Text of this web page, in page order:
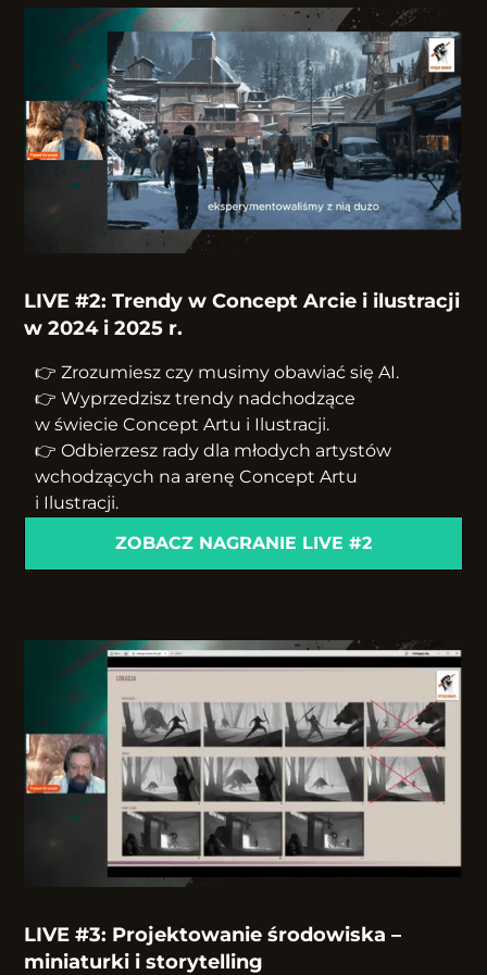
LIVE #2: Trendy w Concept Arcie i ilustracji
w 2024 i 2025 r.
👉 Zrozumiesz czy musimy obawiać się AI.
👉 Wyprzedzisz trendy nadchodzące
w świecie Concept Artu i Ilustracji.
👉 Odbierzesz rady dla młodych artystów
wchodzących na arenę Concept Artu
i Ilustracji.
ZOBACZ NAGRANIE LIVE #2
LIVE #3: Projektowanie środowiska –
miniaturki i storytelling